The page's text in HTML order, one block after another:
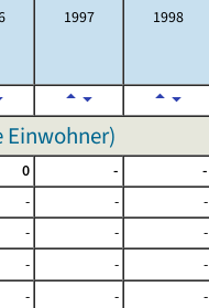
1997 1998
Einwohner)
0 - -
- - -
- - -
- - -
- - -